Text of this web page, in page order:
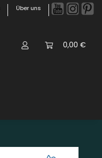
Über uns
0,00 €